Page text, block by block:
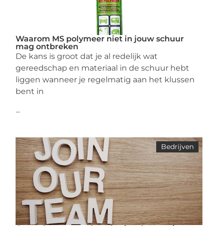
Waarom MS polymeer niet in jouw schuur
mag ontbreken
De kans is groot dat je al redelijk wat
gereedschap en materiaal in de schuur hebt
liggen wanneer je regelmatig aan het klussen
bent in
...
Bedrijven